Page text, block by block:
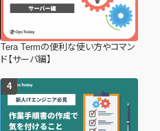
Tera Termの便利な使い方やコマン
ド【サーバ編】